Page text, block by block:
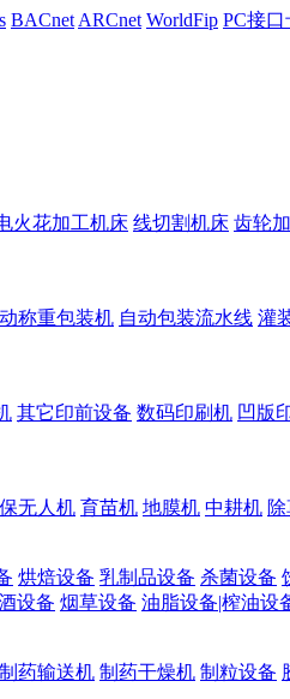
BACnet ARCnet WorldFip PC接口
火花加工机床 线切割机床 齿轮
称重包装机 自动包装流水线 灌
其它印前设备 数码印刷机 凹版
无人机 育苗机 地膜机 中耕机
烘焙设备 乳制品设备 杀菌设备
设备 烟草设备 油脂设备|榨油设
制药输送机 制药干燥机 制粒设备